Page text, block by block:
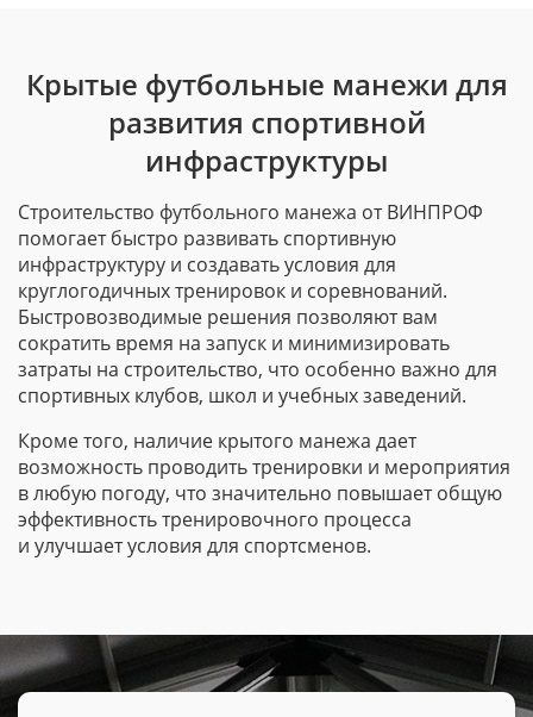
Крытые футбольные манежи для
развития спортивной
инфраструктуры
Строительство футбольного манежа от ВИНПРОФ
помогает быстро развивать спортивную
инфраструктуру и создавать условия для
круглогодичных тренировок и соревнований.
Быстровозводимые решения позволяют вам
сократить время на запуск и минимизировать
затраты на строительство, что особенно важно для
спортивных клубов, школ и учебных заведений.
Кроме того, наличие крытого манежа дает
возможность проводить тренировки и мероприятия
в любую погоду, что значительно повышает общую
эффективность тренировочного процесса
и улучшает условия для спортсменов.